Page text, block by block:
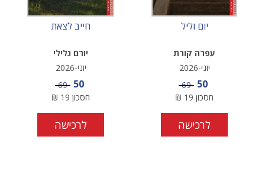
יום וליל
עפרה קורת
יוני-2026
מחיר מבצע
50 מחיר
69
חסכון 19
₪
לרכישה
חייב לצאת
יורם גלילי
יוני-2026
מחיר מבצע
50 מחיר
69
חסכון 19
₪
לרכישה